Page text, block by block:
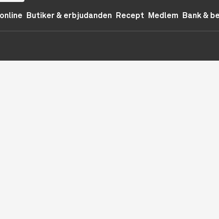
Butiker & erbjudanden Recept Medlem Bank &